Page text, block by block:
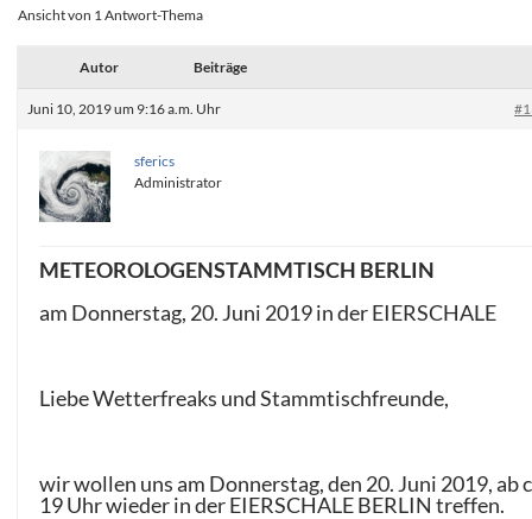
Ansicht von 1 Antwort-Thema
Autor Beiträge
Juni 10, 2019 um 9:16 a.m. Uhr
sferics
Administrator
METEOROLOGENSTAMMTISCH BERLIN
am Donnerstag, 20. Juni 2019 in der EIERSCHALE
Liebe Wetterfreaks und Stammtischfreunde,
wir wollen uns am Donnerstag, den 20. Juni 2019, ab
19 Uhr wieder in der EIERSCHALE BERLIN treffen.